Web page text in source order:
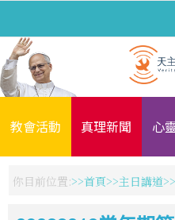
教會活動 真理新聞 心
你目前位置: 首頁 主日講道